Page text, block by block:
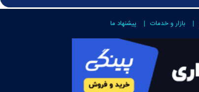
بازار و خدمات پیشنهاد ما